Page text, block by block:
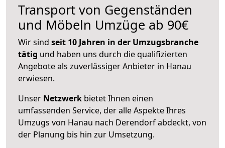
Transport von Gegenständen
und Möbeln Umzüge ab 90€
Wir sind seit 10 Jahren in der Umzugsbranche
tätig und haben uns durch die qualifizierten
Angebote als zuverlässiger Anbieter in Hanau
erwiesen.
Unser Netzwerk bietet Ihnen einen
umfassenden Service, der alle Aspekte Ihres
Umzugs von Hanau nach Derendorf abdeckt, von
der Planung bis hin zur Umsetzung.